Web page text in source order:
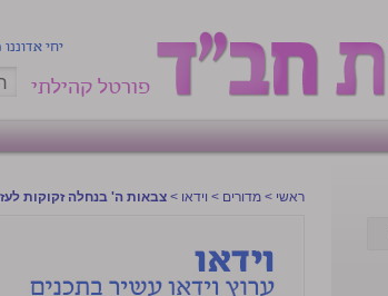
יחי
פורטל קהילתי
ראשי > מדורים > וידאו > צבאות ה' בנחלה זקוקות